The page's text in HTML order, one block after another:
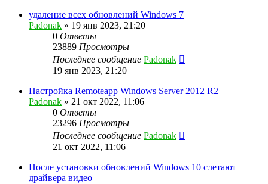
удаление всех обновлений Windows 7
Padonak » 19 янв 2023, 21:20
0 Ответы
23889 Просмотры
Последнее сообщение Padonak
19 янв 2023, 21:20
Настройка Remoteapp Windows Server 2012 R2
Padonak » 21 окт 2022, 11:06
0 Ответы
23296 Просмотры
Последнее сообщение Padonak
21 окт 2022, 11:06
После установки обновлений Windows 10 слетают
драйвера видео